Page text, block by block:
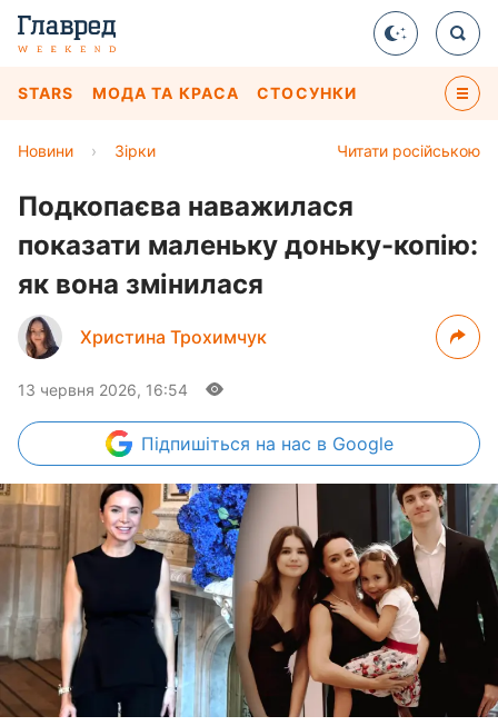
STARS МОДА ТА КРАСА СТОСУНКИ
Читати російською
Новини › Зірки
Подкопаєва наважилася
показати маленьку доньку-копію:
як вона змінилася
Христина Трохимчук
13 червня 2026, 16:54
Підпишіться на нас в Google